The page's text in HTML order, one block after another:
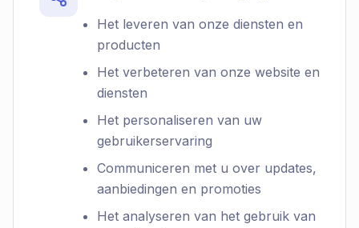
Het leveren van onze diensten en
producten
Het verbeteren van onze website en
diensten
Het personaliseren van uw
gebruikerservaring
Communiceren met u over updates,
aanbiedingen en promoties
Het analyseren van het gebruik van